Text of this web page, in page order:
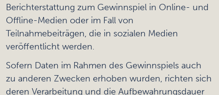
Berichterstattung zum Gewinnspiel in Online- und
Offline-Medien oder im Fall von
Teilnahmebeiträgen, die in sozialen Medien
veröffentlicht werden.
Sofern Daten im Rahmen des Gewinnspiels auch
zu anderen Zwecken erhoben wurden, richten sich
deren Verarbeitung und die Aufbewahrungsdauer